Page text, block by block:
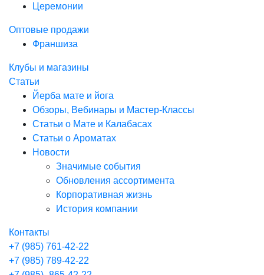
Церемонии
Оптовые продажи
Франшиза
Клубы и магазины
Статьи
Йерба мате и йога
Обзоры, Вебинары и Мастер-Классы
Статьи о Мате и Калабасах
Статьи о Ароматах
Новости
Значимые события
Обновления ассортимента
Корпоративная жизнь
История компании
Контакты
+7 (985) 761-42-22
+7 (985) 789-42-22